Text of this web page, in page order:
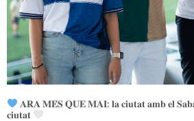
𝐀𝐑𝐀 𝐌𝐄́𝐒 𝐐𝐔𝐄 𝐌𝐀𝐈: 𝐥𝐚 𝐜𝐢𝐮𝐭𝐚𝐭 𝐚𝐦𝐛 𝐞𝐥
𝐜𝐢𝐮𝐭𝐚𝐭